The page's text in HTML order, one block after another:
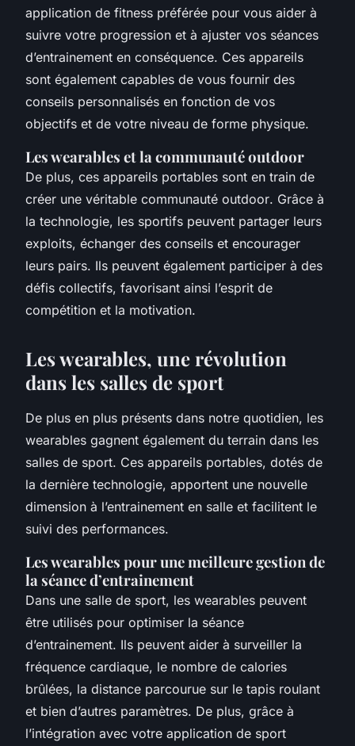
application de fitness préférée pour vous aider à
suivre votre progression et à ajuster vos séances
d’entrainement en conséquence. Ces appareils
sont également capables de vous fournir des
conseils personnalisés en fonction de vos
objectifs et de votre niveau de forme physique.
Les wearables et la communauté outdoor
De plus, ces appareils portables sont en train de
créer une véritable communauté outdoor. Grâce à
la technologie, les sportifs peuvent partager leurs
exploits, échanger des conseils et encourager
leurs pairs. Ils peuvent également participer à des
défis collectifs, favorisant ainsi l’esprit de
compétition et la motivation.
Les wearables, une révolution
dans les salles de sport
De plus en plus présents dans notre quotidien, les
wearables gagnent également du terrain dans les
salles de sport. Ces appareils portables, dotés de
la dernière technologie, apportent une nouvelle
dimension à l’entrainement en salle et facilitent le
suivi des performances.
Les wearables pour une meilleure gestion de
la séance d’entrainement
Dans une salle de sport, les wearables peuvent
être utilisés pour optimiser la séance
d’entrainement. Ils peuvent aider à surveiller la
fréquence cardiaque, le nombre de calories
brûlées, la distance parcourue sur le tapis roulant
et bien d’autres paramètres. De plus, grâce à
l’intégration avec votre application de sport